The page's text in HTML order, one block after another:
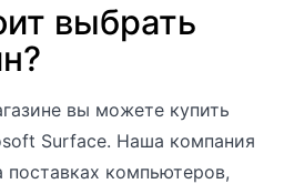
выбрать
вы можете купить
Surface. Наша компания
поставках компьютеров,